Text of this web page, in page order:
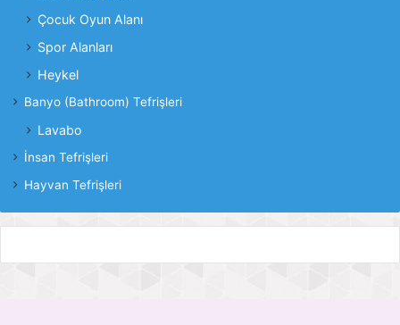
Çocuk Oyun Alanı
Spor Alanları
Heykel
Banyo (Bathroom) Tefrişleri
Lavabo
İnsan Tefrişleri
Hayvan Tefrişleri